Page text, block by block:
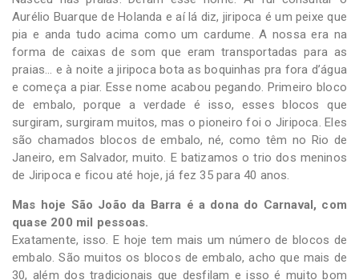
Aurélio Buarque de Holanda e aí lá diz, jiripoca é um peixe que
pia e anda tudo acima como um cardume. A nossa era na
forma de caixas de som que eram transportadas para as
praias… e à noite a jiripoca bota as boquinhas pra fora d’água
e começa a piar. Esse nome acabou pegando. Primeiro bloco
de embalo, porque a verdade é isso, esses blocos que
surgiram, surgiram muitos, mas o pioneiro foi o Jiripoca. Eles
são chamados blocos de embalo, né, como têm no Rio de
Janeiro, em Salvador, muito. E batizamos o trio dos meninos
de Jiripoca e ficou até hoje, já fez 35 para 40 anos.
Mas hoje São João da Barra é a dona do Carnaval, com
quase 200 mil pessoas.
Exatamente, isso. E hoje tem mais um número de blocos de
embalo. São muitos os blocos de embalo, acho que mais de
30, além dos tradicionais que desfilam e isso é muito bom